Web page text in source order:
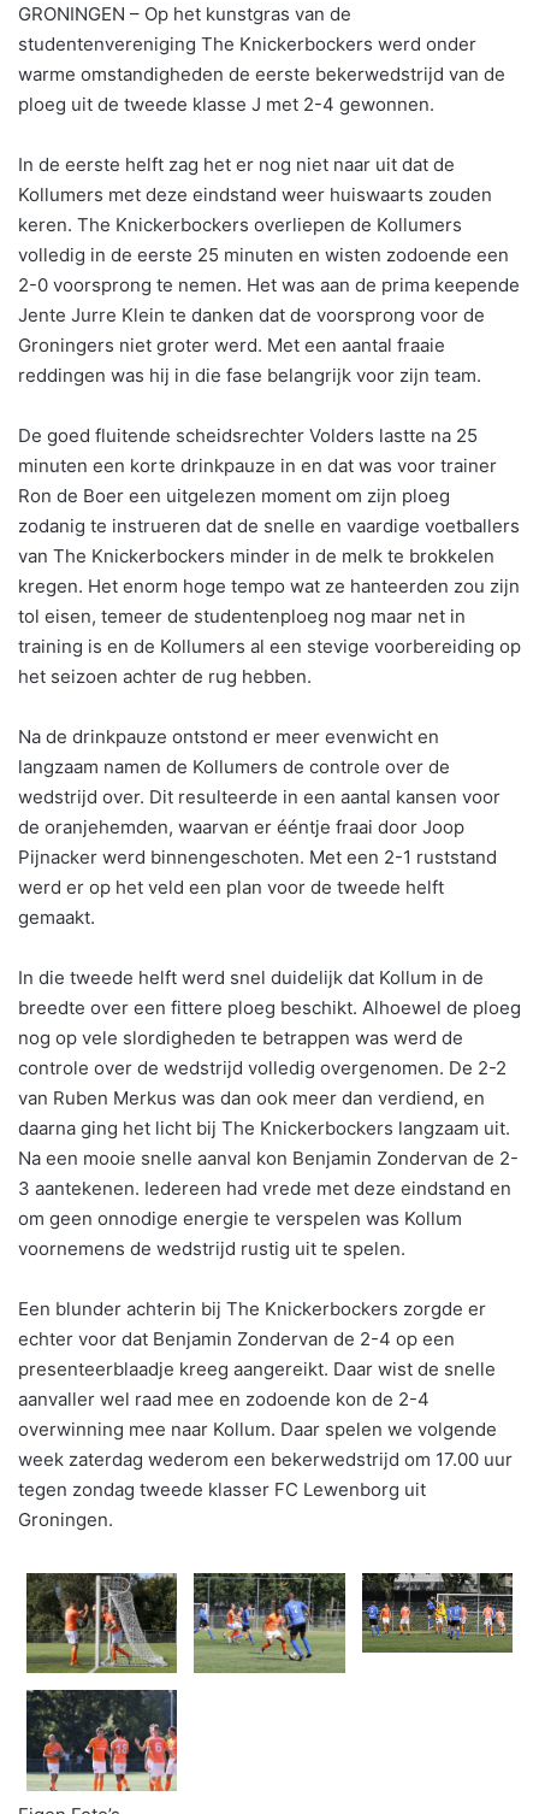
GRONINGEN – Op het kunstgras van de
studentenvereniging The Knickerbockers werd onder
warme omstandigheden de eerste bekerwedstrijd van de
ploeg uit de tweede klasse J met 2-4 gewonnen.
In de eerste helft zag het er nog niet naar uit dat de
Kollumers met deze eindstand weer huiswaarts zouden
keren. The Knickerbockers overliepen de Kollumers
volledig in de eerste 25 minuten en wisten zodoende een
2-0 voorsprong te nemen. Het was aan de prima keepende
Jente Jurre Klein te danken dat de voorsprong voor de
Groningers niet groter werd. Met een aantal fraaie
reddingen was hij in die fase belangrijk voor zijn team.
De goed fluitende scheidsrechter Volders lastte na 25
minuten een korte drinkpauze in en dat was voor trainer
Ron de Boer een uitgelezen moment om zijn ploeg
zodanig te instrueren dat de snelle en vaardige voetballers
van The Knickerbockers minder in de melk te brokkelen
kregen. Het enorm hoge tempo wat ze hanteerden zou zijn
tol eisen, temeer de studentenploeg nog maar net in
training is en de Kollumers al een stevige voorbereiding op
het seizoen achter de rug hebben.
Na de drinkpauze ontstond er meer evenwicht en
langzaam namen de Kollumers de controle over de
wedstrijd over. Dit resulteerde in een aantal kansen voor
de oranjehemden, waarvan er ééntje fraai door Joop
Pijnacker werd binnengeschoten. Met een 2-1 ruststand
werd er op het veld een plan voor de tweede helft
gemaakt.
In die tweede helft werd snel duidelijk dat Kollum in de
breedte over een fittere ploeg beschikt. Alhoewel de ploeg
nog op vele slordigheden te betrappen was werd de
controle over de wedstrijd volledig overgenomen. De 2-2
van Ruben Merkus was dan ook meer dan verdiend, en
daarna ging het licht bij The Knickerbockers langzaam uit.
Na een mooie snelle aanval kon Benjamin Zondervan de 2-
3 aantekenen. Iedereen had vrede met deze eindstand en
om geen onnodige energie te verspelen was Kollum
voornemens de wedstrijd rustig uit te spelen.
Een blunder achterin bij The Knickerbockers zorgde er
echter voor dat Benjamin Zondervan de 2-4 op een
presenteerblaadje kreeg aangereikt. Daar wist de snelle
aanvaller wel raad mee en zodoende kon de 2-4
overwinning mee naar Kollum. Daar spelen we volgende
week zaterdag wederom een bekerwedstrijd om 17.00 uur
tegen zondag tweede klasser FC Lewenborg uit
Groningen.